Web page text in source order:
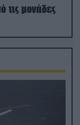
τις μονάδες